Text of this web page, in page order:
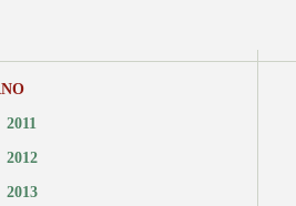
2011
2012
2013